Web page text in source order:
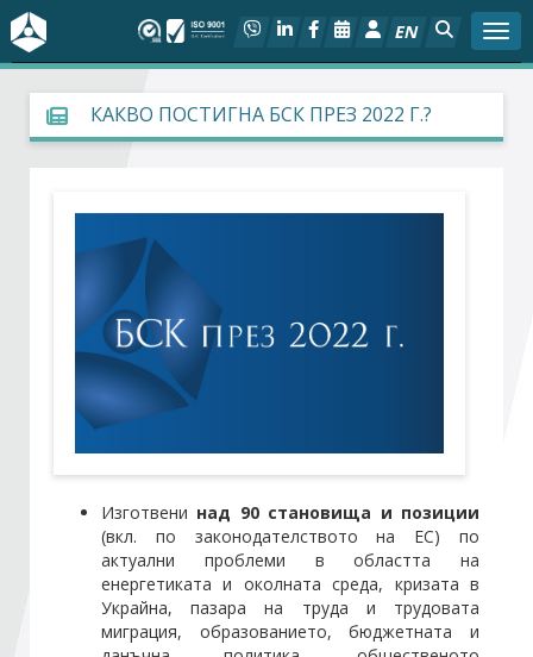
EN
За БСК
На фокус
Социален диалог
Дейности
Арбитражен съд
Проекти
Членове
Стани член
КАКВО ПОСТИГНА БСК ПРЕЗ 2022 Г.?
Изготвени над 90 становища и позиции
(вкл. по законодателството на ЕС) по
актуални проблеми в областта на
енергетиката и околната среда, кризата в
Украйна, пазара на труда и трудовата
миграция, образованието, бюджетната и